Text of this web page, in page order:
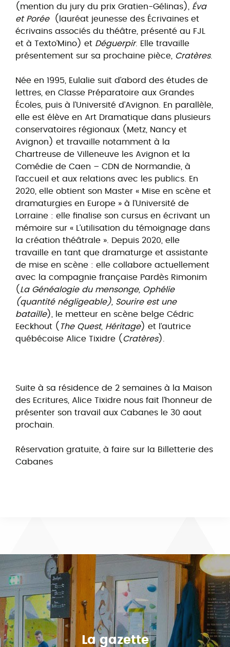
(mention du jury du prix Gratien-Gélinas), Éva
et Porée(lauréat jeunesse des Écrivaines et
écrivains associés du théâtre, présenté au FJL
et à Texto’Mino) et Déguerpir. Elle travaille
présentement sur sa prochaine pièce, Cratères.
Née en 1995, Eulalie suit d’abord des études de
lettres, en Classe Préparatoire aux Grandes
Écoles, puis à l’Université d’Avignon. En parallèle,
elle est élève en Art Dramatique dans plusieurs
conservatoires régionaux (Metz, Nancy et
Avignon) et travaille notamment à la
Chartreuse de Villeneuve les Avignon et la
Comédie de Caen – CDN de Normandie, à
l’accueil et aux relations avec les publics. En
2020, elle obtient son Master « Mise en scène et
dramaturgies en Europe » à l’Université de
Lorraine : elle finalise son cursus en écrivant un
mémoire sur « L’utilisation du témoignage dans
la création théâtrale ». Depuis 2020, elle
travaille en tant que dramaturge et assistante
de mise en scène : elle collabore actuellement
avec la compagnie française Pardès Rimonim
( La Généalogie du mensonge, Ophélie
(quantité négligeable), Sourire est une
bataille), le metteur en scène belge Cédric
Eeckhout ( The Quest, Héritage) et l’autrice
québécoise Alice Tixidre ( Cratères).
Suite à sa résidence de 2 semaines à la Maison
des Ecritures, Alice Tixidre nous fait l’honneur de
présenter son travail aux Cabanes le 30 aout
prochain.
Réservation gratuite, à faire sur la Billetterie des
Cabanes
La gazette